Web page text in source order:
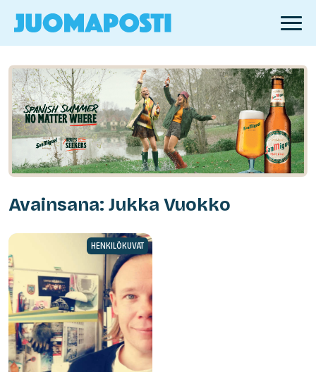
Avainsana: Jukka Vuokko
HENKILÖKUVAT